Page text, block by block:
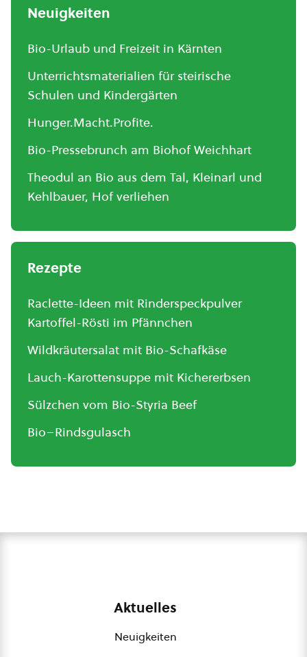
Neuigkeiten
Bio-Urlaub und Freizeit in Kärnten
Unterrichtsmaterialien für steirische
Schulen und Kindergärten
Hunger.Macht.Profite.
Bio-Pressebrunch am Biohof Weichhart
Theodul an Bio aus dem Tal, Kleinarl und
Kehlbauer, Hof verliehen
Rezepte
Raclette-Ideen mit Rinderspeckpulver
Kartoffel-Rösti im Pfännchen
Wildkräutersalat mit Bio-Schafkäse
Lauch-Karottensuppe mit Kichererbsen
Sülzchen vom Bio-Styria Beef
Bio–Rindsgulasch
Aktuelles
Neuigkeiten